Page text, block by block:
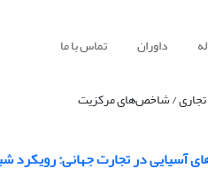
داوران تماس با ما
تجاری / شاخص‌های مرکزیت
آسیایی در تجارت جهانی: رویکرد